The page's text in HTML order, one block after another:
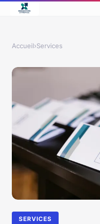
Accueil›Services
SERVICES